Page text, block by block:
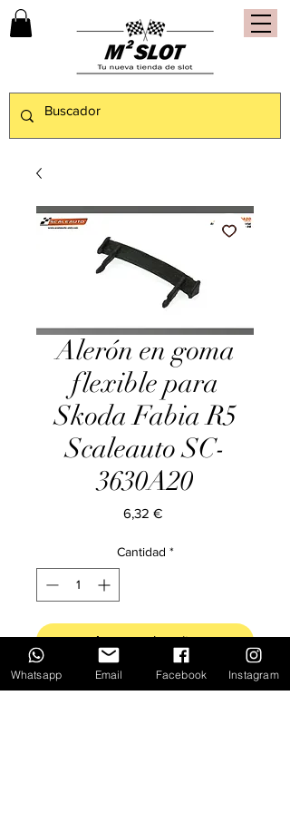
Alerón en goma
flexible para
Skoda Fabia R5
Scaleauto SC-
3630A20
6,32 €Precio
Cantidad *
Agregar al carrito
Whatsapp Email Facebook Instagram